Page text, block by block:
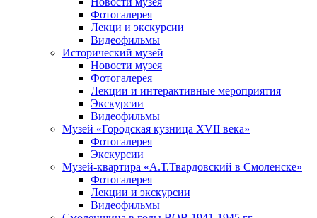
Фотогалерея
Лекци и экскурсии
Видеофильмы
Исторический музей
Новости музея
Фотогалерея
Лекции и интерактивные мероприятия
Экскурсии
Видеофильмы
Музей «Городская кузница XVII века»
Фотогалерея
Экскурсии
Музей-квартира «А.Т.Твардовский в Смоленске»
Фотогалерея
Лекции и экскурсии
Видеофильмы